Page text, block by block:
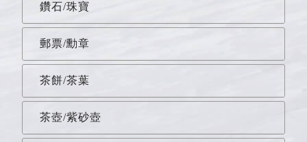
鑽石/珠寶
郵票/勳章
茶餅/茶葉
茶壺/紫砂壺